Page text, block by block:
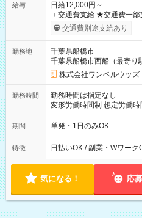
給与
日給12,000円～
＋交通費支給 ★交通費一部支給 ┗1日500円を超えた分は全額支
給！ ※往復500円以内の方は自己
（規定あり） ┗働いたそ
なし
交通費別途支給あり
勤務地
千葉県船橋市
千葉県船橋市西船（最寄り
株式会社ワンベルウッズ
勤務時間
勤務時間は指定なし
変形労働時間制 想定労働時間160時間/月
～22：00
期間 単発・1日のみOK
特徴 日払いOK / 副業・Wワー
気になる！ 応